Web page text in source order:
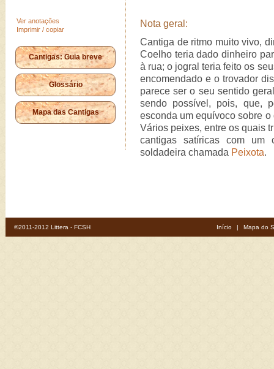
Ver anotações
Imprimir / copiar
Cantigas: Guia breve
Glossário
Mapa das Cantigas
Nota geral:
Cantiga de ritmo muito vivo,
Coelho teria dado dinheiro
à rua; o jogral teria feito os
encomendado e o trovador
parece ser o seu sentido
sendo possível, pois, que,
esconda um equívoco sobre
Vários peixes, entre os quais
cantigas satíricas com um
soldadeira chamada Peixota.
©2011-2012 Littera - FCSH Início | Mapa do